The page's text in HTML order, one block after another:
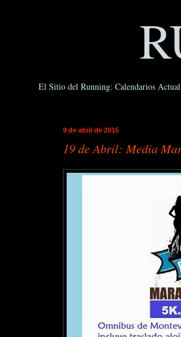
El Sitio del Running: Calendarios
9 de abril de 2015
19 de Abril: Media